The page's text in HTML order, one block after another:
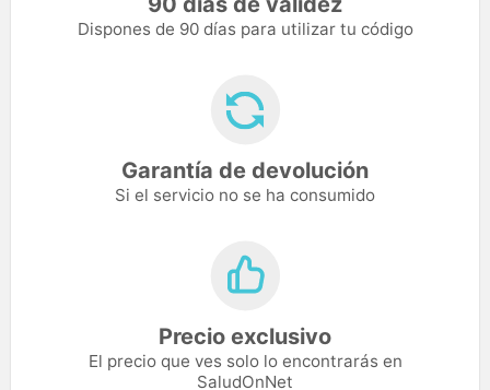
Dispones de 90 días para utilizar tu código
Garantía de devolución
Si el servicio no se ha consumido
Precio exclusivo
El precio que ves solo lo encontrarás en
SaludOnNet